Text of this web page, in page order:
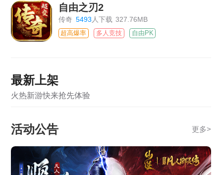
自由之刃2
传奇 5493人下载 327.76MB
超高爆率 多人竞技 自由PK
最新上架
火热新游快来抢先体验
活动公告 更多>